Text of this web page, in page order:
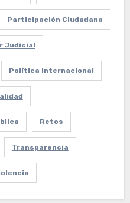
Participación Ciudadana
Judicial
Política Internacional
Retos
Transparencia